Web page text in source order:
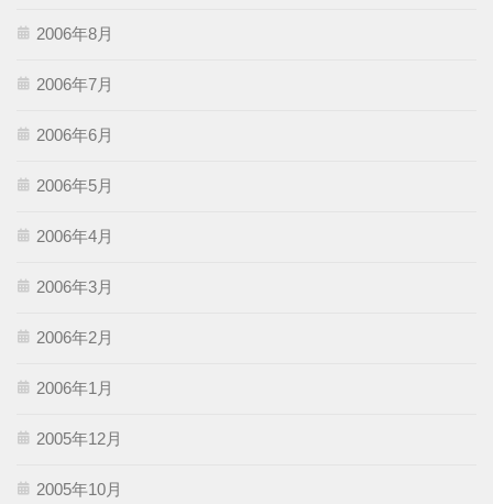
2006年8月
2006年7月
2006年6月
2006年5月
2006年4月
2006年3月
2006年2月
2006年1月
2005年12月
2005年10月